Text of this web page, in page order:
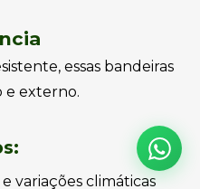
essas bandeiras
e externo.
variações climáticas